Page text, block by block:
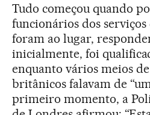
Tudo começou quando
funcionários dos
foram ao lugar,
inicialmente, foi
enquanto vários meios
britânicos falavam de
primeiro momento, a